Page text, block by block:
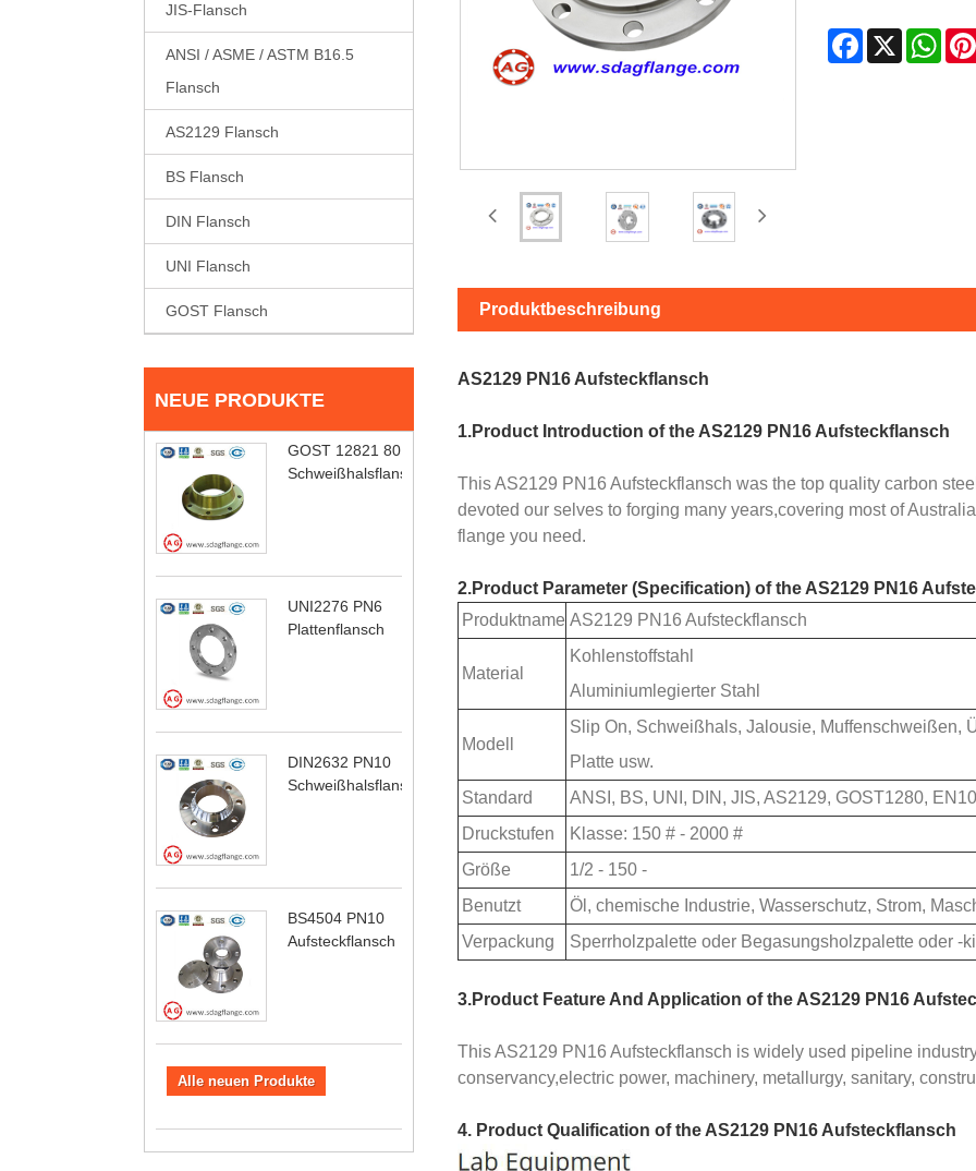
JIS-Flansch
ANSI / ASME / ASTM B16.5
Flansch
AS2129 Flansch
BS Flansch
DIN Flansch
UNI Flansch
GOST Flansch
NEUE PRODUKTE
GOST 12821 80
Schweißhalsflansch
UNI2276 PN6
Plattenflansch
DIN2632 PN10
Schweißhalsflansch
BS4504 PN10
Aufsteckflansch
Alle neuen Produkte
Facebook
X
Produktbeschreibung
AS2129 PN16 Aufsteckflansch
1.Product Introduction of the AS2129 PN16 Aufsteckflansch
This AS2129 PN16 Aufsteckflansch was the top quality carbon
devoted our selves to forging many years,covering most of
flange you need.
2.Product Parameter (Specification) of the AS2129 PN16
Produktname AS2129 PN16 Aufsteckflansch
Material
Kohlenstoffstahl
Aluminiumlegierter Stahl
Modell
Slip On, Schweißhals, Jalousie, Muffenschweißen,
Platte usw.
Standard
ANSI, BS, UNI, DIN, JIS, AS2129, GOST1280,
Druckstufen
Klasse: 150 # - 2000 #
Größe
1/2 - 150 -
Benutzt
Öl, chemische Industrie, Wasserschutz, Strom,
Verpackung
Sperrholzpalette oder Begasungsholzpalette oder -
3.Product Feature And Application of the AS2129 PN16
This AS2129 PN16 Aufsteckflansch is widely used pipeline
conservancy,electric power, machinery, metallurgy, sanitary,
4. Product Qualification of the AS2129 PN16 Aufsteckflansch